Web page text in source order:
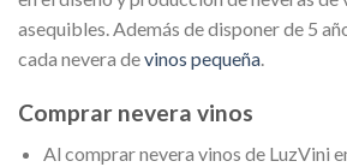
asequibles. Además de disponer de 5
cada nevera devinos pequeña.
Comprar nevera vinos
Al comprar nevera vinos de LuzVini